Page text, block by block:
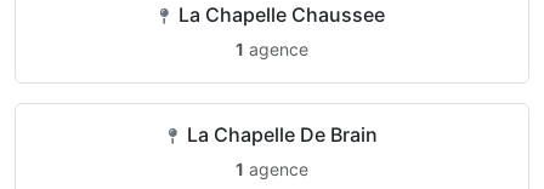
La Chapelle Chaussee
1 agence
La Chapelle De Brain
1 agence